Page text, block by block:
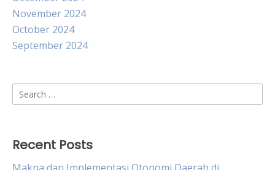
November 2024
October 2024
September 2024
Search
for:
Recent Posts